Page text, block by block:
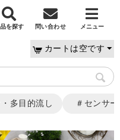
を探す 問い合わせ メニュー
カートは空です
多目的流し ＃センサ